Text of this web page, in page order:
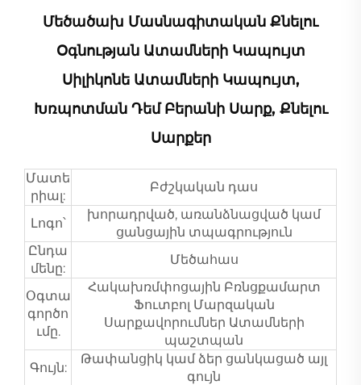
Մեծածախ Մասնագիտական Քնելու
Օգնության Ատամների Կապույտ
Սիլիկոնե Ատամների Կապույտ,
Խռպոտման Դեմ Բերանի Սարք, Քնելու
Սարքեր
Մատե
րիալ:
Բժշկական դաս
Լոգո՝
խորադրված, առանձնացված կամ
ցանցային տպագրություն
Ընդա
մենը:
Մեծահաս
Օգտա
գործո
ւմը.
Հակախռմփոցային Բռնցքամարտ
Ֆուտբոլ Մարզական
Սարքավորումներ Ատամների
պաշտպան
Գույն:
Թափանցիկ կամ ձեր ցանկացած այլ
գույն